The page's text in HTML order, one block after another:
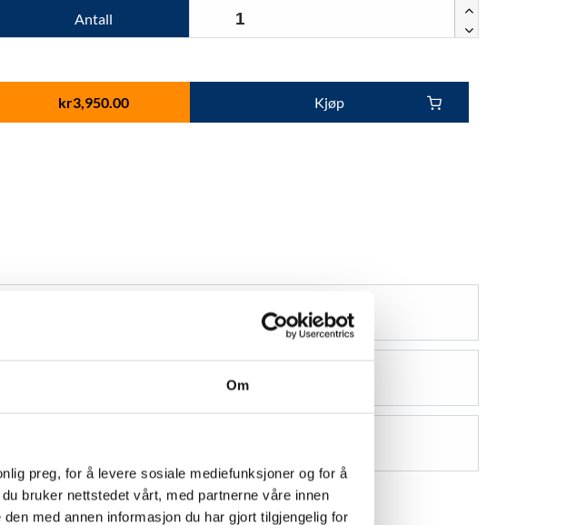
Om
preg, for å levere sosiale mediefunksjoner og for å
bruker nettstedet vårt, med partnerne våre innen
med annen informasjon du har gjort tilgjengelig for
Antall
kr3,950.00 Kjøp